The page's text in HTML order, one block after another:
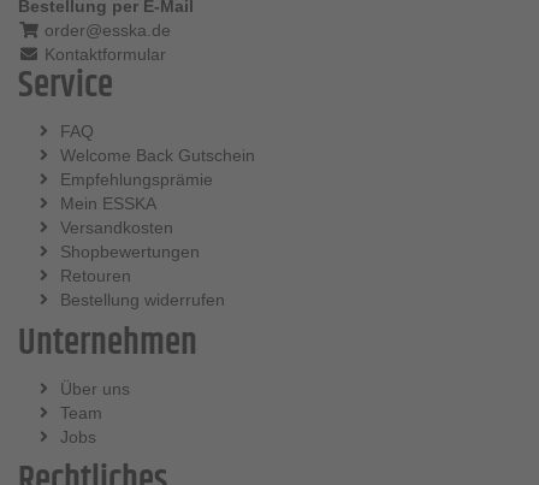
Bestellung per E-Mail
order@esska.de
Kontaktformular
Service
FAQ
Welcome Back Gutschein
Empfehlungsprämie
Mein ESSKA
Versandkosten
Shopbewertungen
Retouren
Bestellung widerrufen
Unternehmen
Über uns
Team
Jobs